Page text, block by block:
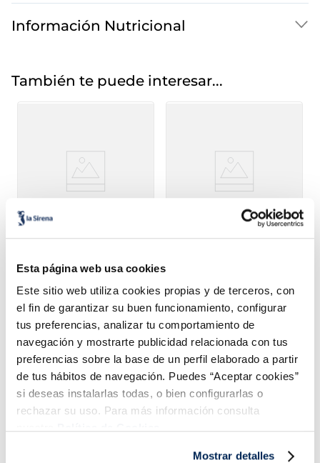
Esta página web usa cookies
Este sitio web utiliza cookies propias y de terceros, con
el fin de garantizar su buen funcionamiento, configurar
tus preferencias, analizar tu comportamiento de
navegación y mostrarte publicidad relacionada con tus
preferencias sobre la base de un perfil elaborado a partir
de tus hábitos de navegación. Puedes “Aceptar cookies”
si deseas instalarlas todas, o bien configurarlas o
rechazar su uso. Para más información consulta
Mostrar detalles
Información Nutricional
También te puede interesar...
fungus
3,99 €
Añadir
3,49 €
Añadir